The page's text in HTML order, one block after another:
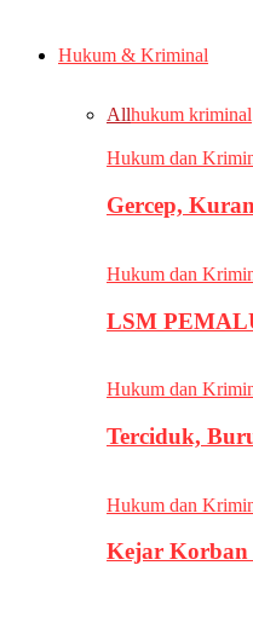
Hukum & Kriminal
Allhukum kriminal
Hukum dan
Gercep,
Hukum dan
LSM
Hukum dan
Terciduk,
Hukum dan
Kejar Korban